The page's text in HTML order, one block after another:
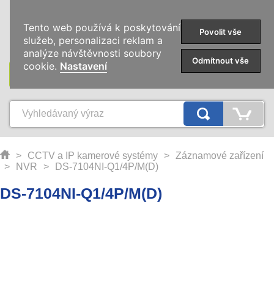
KATEGORIE
> CCTV a IP kamerové systémy >
Záznamové zařízení
>
NVR > DS-7104NI-Q1/4P/M(D)
DS-7104NI-Q1/4P/M(D)
Tento web používá k poskytování
služeb, personalizaci reklam a
analýze návštěvnosti soubory
cookie. Nastavení
Povolit vše
Odmítnout vše